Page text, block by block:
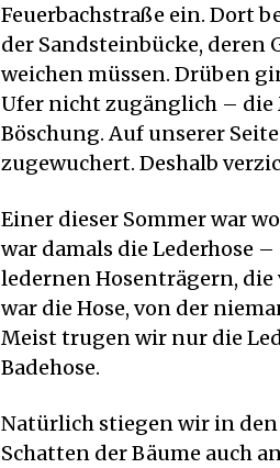
Feuerbachstraße ein. Dort
der Sandsteinbücke, deren
weichen müssen. Drüben
Ufer nicht zugänglich – die
Böschung. Auf unserer
zugewuchert. Deshalb
Einer dieser Sommer war
war damals die Lederhose
ledernen Hosenträgern,
war die Hose, von der
Meist trugen wir nur die
Badehose.
Natürlich stiegen wir in den
Schatten der Bäume auch